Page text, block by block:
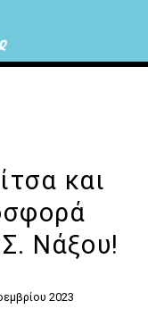
και
Νάξου!
2023